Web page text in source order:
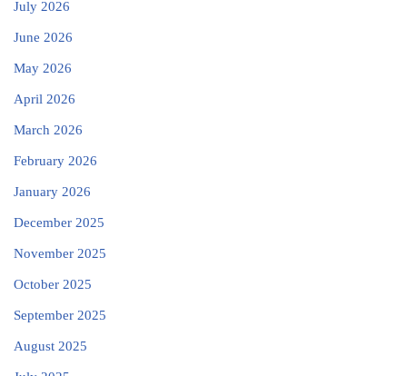
July 2026
June 2026
May 2026
April 2026
March 2026
February 2026
January 2026
December 2025
November 2025
October 2025
September 2025
August 2025